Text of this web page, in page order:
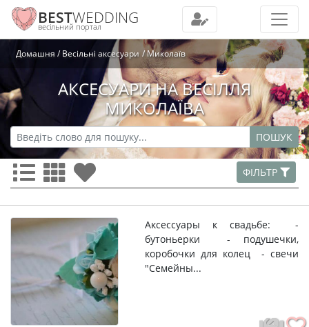
BESTWEDDING
весільний портал
Домашня Весільні аксесуари Миколаїв
АКСЕСУАРИ НА ВЕСІЛЛЯ
МИКОЛАЇВА
ПОШУК
ФІЛЬТР
Аксессуары к свадьбе: -
бутоньерки - подушечки,
коробочки для колец - свечи
"Семейны...